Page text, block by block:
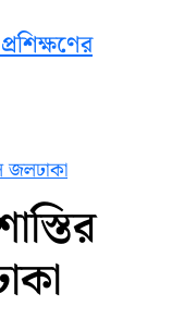
জলঢাকা